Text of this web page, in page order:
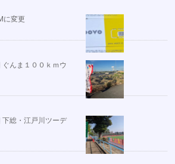
に変更
んま１００ｋｍウ
下総・江戸川ツーデ